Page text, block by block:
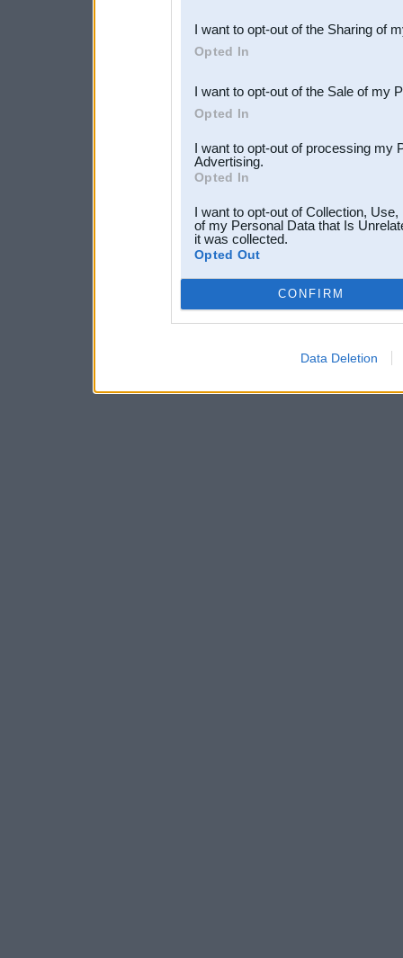
Downstream Participants
third parties.
I want to opt-out of the Sharing of
Opted In
I want to opt-out of the Sale of my
Opted In
I want to opt-out of processing my
Advertising.
Opted In
I want to opt-out of Collection,
of my Personal Data that Is
it was collected.
Opted Out
CONFIRM
Data Deletion